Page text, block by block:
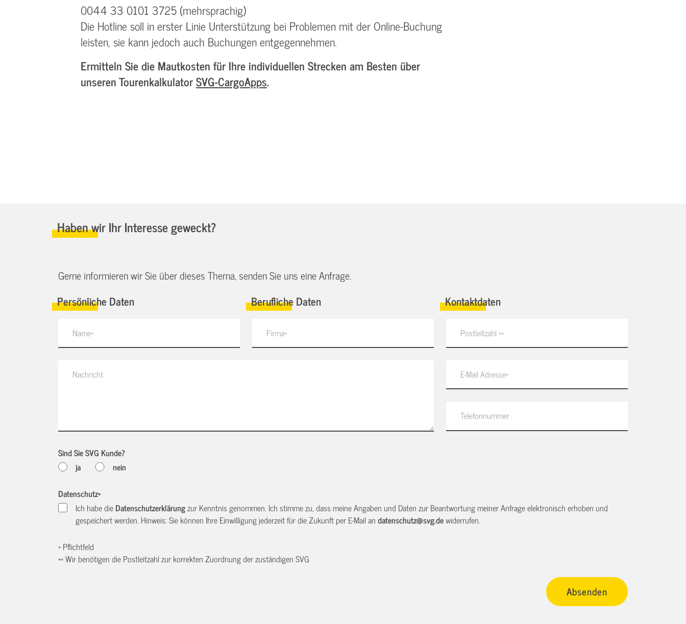
0044 33 0101 3725 (mehrsprachig)
Die Hotline soll in erster Linie Unterstützung bei Problemen mit der Online-Buchung
leisten, sie kann jedoch auch Buchungen entgegennehmen.
Ermitteln Sie die Mautkosten für Ihre individuellen Strecken am Besten über
unseren TourenkalkulatorSVG-CargoApps.
Haben wir Ihr Interesse geweckt?
Gerne informieren wir Sie über dieses Thema, senden Sie uns eine Anfrage.
Persönliche Daten Berufliche Daten Kontaktdaten
Sind Sie SVG Kunde?
ja
nein
Datenschutz*
Ich habe dieDatenschutzerklärungzur Kenntnis genommen. Ich stimme zu, dass meine Angaben und Daten zur Beantwortung meiner Anfrage elektronisch erhoben und
gespeichert werden. Hinweis: Sie können Ihre Einwilligung jederzeit für die Zukunft per E-Mail andatenschutz@svg.dewiderrufen.
* Pflichtfeld
** Wir benötigen die Postleitzahl zur korrekten Zuordnung der zuständigen SVG